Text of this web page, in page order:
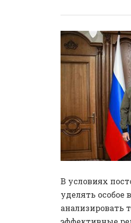
В условиях
уделять
анализировать